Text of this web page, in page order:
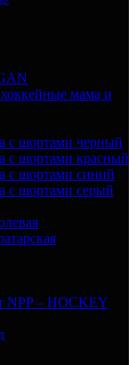
мама и
с шортами черный
с шортами красный
с шортами синий
с шортами серый
NPP – HOCKEY